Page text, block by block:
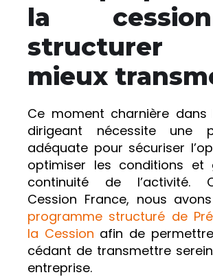
la
structurer
mieux
Ce moment charnière dans
dirigeant nécessite une
adéquate pour sécuriser
optimiser les conditions et
continuité de l’activité.
Cession France, nous
programme structuré de
la Cession afin de
cédant de transmettre
entreprise.